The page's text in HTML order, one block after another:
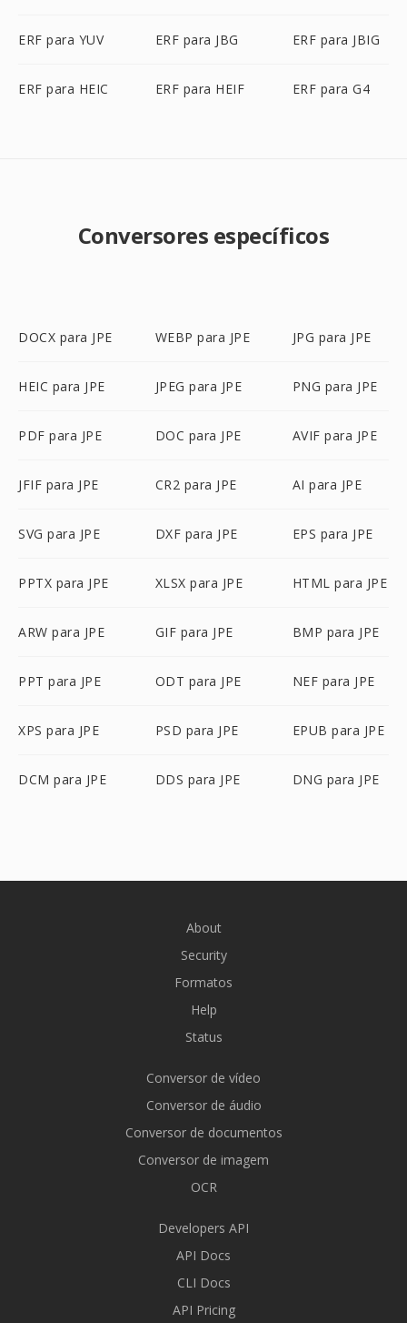
ERF para YUV ERF para JBG ERF para JBIG
ERF para HEIC ERF para HEIF ERF para G4
Conversores específicos
DOCX para JPE WEBP para JPE JPG para JPE
HEIC para JPE JPEG para JPE PNG para JPE
PDF para JPE DOC para JPE AVIF para JPE
JFIF para JPE CR2 para JPE AI para JPE
SVG para JPE DXF para JPE EPS para JPE
PPTX para JPE XLSX para JPE HTML para JPE
ARW para JPE GIF para JPE BMP para JPE
PPT para JPE ODT para JPE NEF para JPE
XPS para JPE PSD para JPE EPUB para JPE
DCM para JPE DDS para JPE DNG para JPE
About
Security
Formatos
Help
Status
Conversor de vídeo
Conversor de áudio
Conversor de documentos
Conversor de imagem
OCR
Developers API
API Docs
CLI Docs
API Pricing